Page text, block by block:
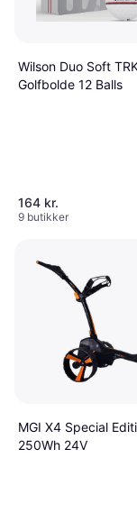
Wilson Duo Soft
Golfbolde 12 Balls
164 kr.
9 butikker
MGI X4 Special
250Wh 24V